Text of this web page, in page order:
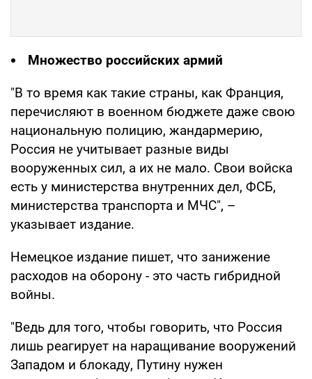
Множество российских армий
"В то время как такие страны, как Франция,
перечисляют в военном бюджете даже свою
национальную полицию, жандармерию,
Россия не учитывает разные виды
вооруженных сил, а их не мало. Свои войска
есть у министерства внутренних дел, ФСБ,
министерства транспорта и МЧС", –
указывает издание.
Немецкое издание пишет, что занижение
расходов на оборону - это часть гибридной
войны.
"Ведь для того, чтобы говорить, что Россия
лишь реагирует на наращивание вооружений
Западом и блокаду, Путину нужен